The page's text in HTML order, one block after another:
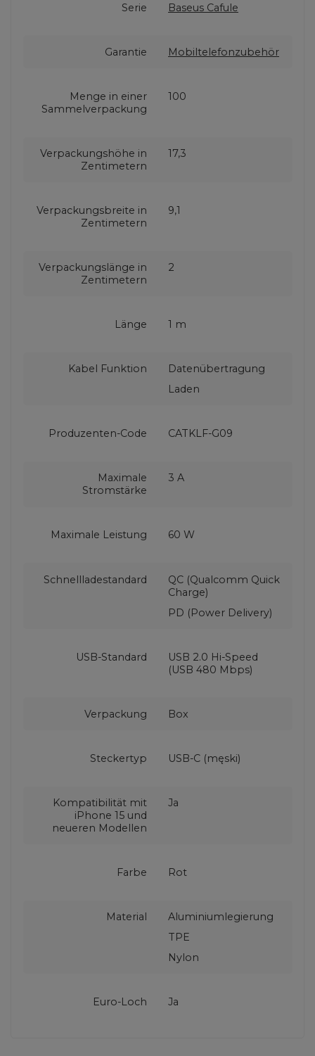
Serie Baseus Cafule
Garantie Mobiltelefonzubehör
Menge in einer
Sammelverpackung
100
Verpackungshöhe in
Zentimetern
17,3
Verpackungsbreite in
Zentimetern
9,1
Verpackungslänge in
Zentimetern
2
Länge 1 m
Kabel Funktion
Datenübertragung
Laden
Produzenten-Code CATKLF-G09
Maximale
Stromstärke
3 A
Maximale Leistung 60 W
Schnellladestandard
QC (Qualcomm Quick
Charge)
PD (Power Delivery)
USB-Standard
USB 2.0 Hi-Speed
(USB 480 Mbps)
Verpackung Box
Steckertyp USB-C (męski)
Kompatibilität mit
iPhone 15 und
neueren Modellen
Ja
Farbe Rot
Material
Aluminiumlegierung
TPE
Nylon
Euro-Loch Ja